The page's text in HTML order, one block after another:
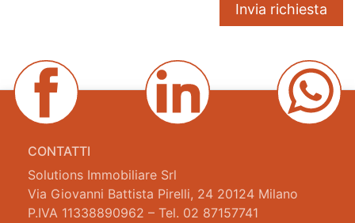
CONTATTI
Solutions Immobiliare Srl
Via Giovanni Battista Pirelli, 24 20124 Milano
P.IVA 11338890962 – Tel. 02 87157741